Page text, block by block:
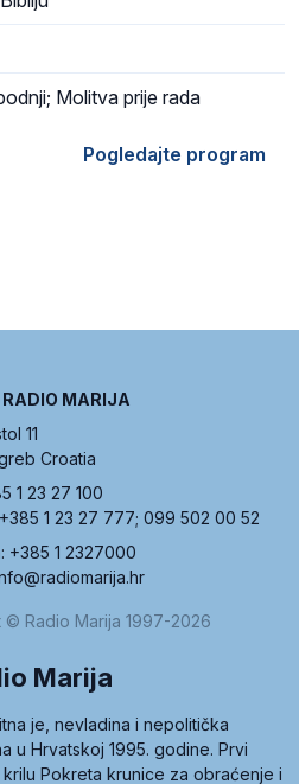
Molitva prije rada
Pogledajte program
RADIO MARIJA
11
Croatia
1 23 27 100
1 23 27 777; 099 502 00 52
+385 1 2327000
© Radio Marija 1997-2026
Marija
je, nevladina i nepolitička
u Hrvatskoj 1995. godine. Prvi
Pokreta krunice za obraćenje i